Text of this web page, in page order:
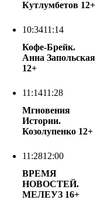
Кутлумбетов 12+
10:3411:14
Кофе-Брейк.
Анна Запольская
12+
11:1411:28
Мгновения
Истории.
Козолупенко 12+
11:2812:00
ВРЕМЯ
НОВОСТЕЙ.
МЕЛЕУЗ 16+